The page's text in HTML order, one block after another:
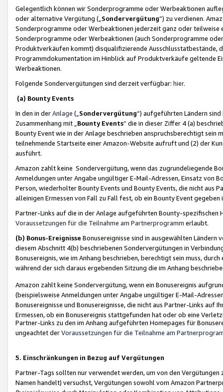
Gelegentlich können wir Sonderprogramme oder Werbeaktionen
oder alternative Vergütung („ Sondervergütung”) zu verdienen.
Sonderprogramme oder Werbeaktionen jederzeit ganz oder
Sonderprogramme oder Werbeaktionen (auch Sonderprogramme
Produktverkäufen kommt) disqualifizierende Ausschlusstatbestände,
Programmdokumentation im Hinblick auf Produktverkäufe geltende
Werbeaktionen.
Folgende Sondervergütungen sind derzeit verfügbar: hier.
(a) Bounty Events
In den in derAnlage („ Sondervergütung“) aufgeführten Ländern
Zusammenhang mit „ Bounty Events“ die in dieser Ziffer 4 (a)
Bounty Event wie in der Anlage beschrieben anspruchsberechtigt sein
teilnehmende Startseite einer Amazon-Website aufruft und (2) der
ausführt.
Amazon zahlt keine Sondervergütung, wenn das zugrundeliegende
Anmeldungen unter Angabe ungültiger E-Mail-Adressen, Einsatz von
Person, wiederholter Bounty Events und Bounty Events, die nicht
alleinigen Ermessen von Fall zu Fall fest, ob ein Bounty Event
Partner-Links auf die in der Anlage aufgeführten Bounty-spezifischen
Voraussetzungen für die Teilnahme am Partnerprogramm erlaubt.
(b) Bonus-Ereignisse Bonusereignisse sind in ausgewählten Ländern
diesem Abschnitt 4(b) beschriebenen Sondervergütungen in
Bonusereignis, wie im Anhang beschrieben, berechtigt sein muss,
während der sich daraus ergebenden Sitzung die im Anhang
Amazon zahlt keine Sondervergütung, wenn ein Bonusereignis
(beispielsweise Anmeldungen unter Angabe ungültiger E-Mail-
Bonusereignisse und Bonusereignisse, die nicht aus Partner-Links auf
Ermessen, ob ein Bonusereignis stattgefunden hat oder ob eine
Partner-Links zu den im Anhang aufgeführten Homepages für
ungeachtet derVoraussetzungen für die Teilnahme am
5. Einschränkungen in Bezug auf Vergütungen
Partner-Tags sollten nur verwendet werden, um von den
Namen handelt) versuchst, Vergütungen sowohl vom Amazon